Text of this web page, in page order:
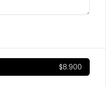
Salmón ereganto
$8.900